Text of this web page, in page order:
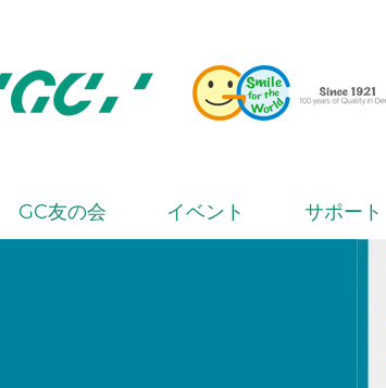
GC友の会 イベント サポート